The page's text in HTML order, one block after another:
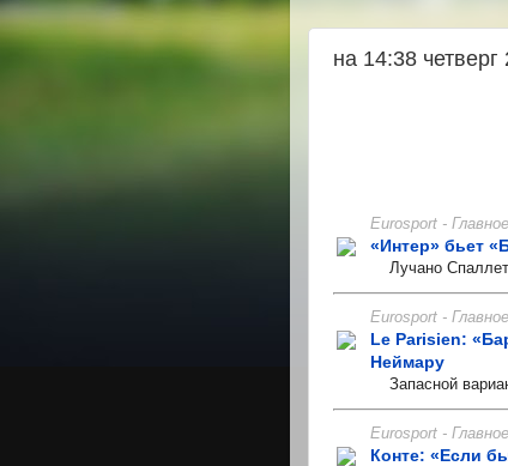
на 14:38
Eurosport -
«Интер» бьет
Лучано
Eurosport -
Le Parisien:
Неймару
Запасной
Eurosport -
Конте: «Если